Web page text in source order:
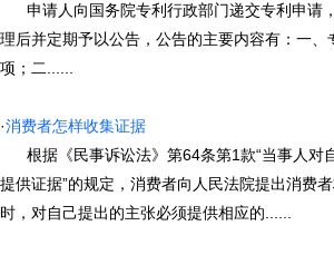
申请人向国务院专利行政部门递交专利申请
理后并定期予以公告，公告的主要内容有：一
项；二......
·消费者怎样收集证据
根据《民事诉讼法》第64条第1款“当事人对
提供证据”的规定，消费者向人民法院提出消费
时，对自己提出的主张必须提供相应的......